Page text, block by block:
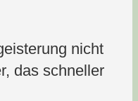
nicht
das schneller